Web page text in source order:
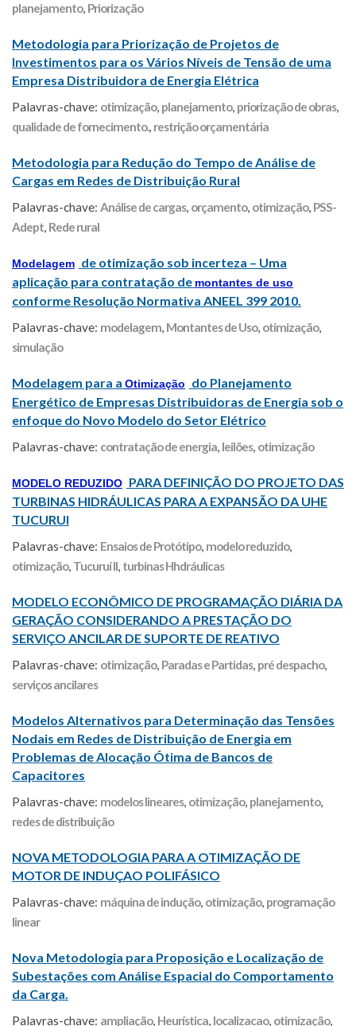
planejamento, Priorização
Metodologia para Priorização de Projetos de
Investimentos para os Vários Níveis de Tensão de uma
Empresa Distribuidora de Energia Elétrica
Palavras-chave: otimização, planejamento, priorização de obras,
qualidade de fornecimento., restrição orçamentária
Metodologia para Redução do Tempo de Análise de
Cargas em Redes de Distribuição Rural
Palavras-chave: Análise de cargas, orçamento, otimização, PSS-
Adept, Rede rural
Modelagem de otimização sob incerteza – Uma
aplicação para contratação de montantes de uso
conforme Resolução Normativa ANEEL 399 2010.
Palavras-chave: modelagem, Montantes de Uso, otimização,
simulação
Modelagem para a Otimização
do Planejamento
Energético de Empresas Distribuidoras de Energia sob o
enfoque do Novo Modelo do Setor Elétrico
Palavras-chave: contratação de energia, leilões, otimização
MODELO REDUZIDO PARA DEFINIÇÃO DO PROJETO DAS
TURBINAS HIDRÁULICAS PARA A EXPANSÃO DA UHE
TUCURUI
Palavras-chave: Ensaios de Protótipo, modelo reduzido,
otimização, Tucuruí II, turbinas Hhdráulicas
MODELO ECONÔMICO DE PROGRAMAÇÃO DIÁRIA DA
GERAÇÃO CONSIDERANDO A PRESTAÇÃO DO
SERVIÇO ANCILAR DE SUPORTE DE REATIVO
Palavras-chave: otimização, Paradas e Partidas, pré despacho,
serviços ancilares
Modelos Alternativos para Determinação das Tensões
Nodais em Redes de Distribuição de Energia em
Problemas de Alocação Ótima de Bancos de
Capacitores
Palavras-chave: modelos lineares, otimização, planejamento,
redes de distribuição
NOVA METODOLOGIA PARA A OTIMIZAÇÃO DE
MOTOR DE INDUÇAO POLIFÁSICO
Palavras-chave: máquina de indução, otimização, programação
linear
Nova Metodologia para Proposição e Localização de
Subestações com Análise Espacial do Comportamento
da Carga.
Palavras-chave: ampliação, Heurística, localizacao, otimização,